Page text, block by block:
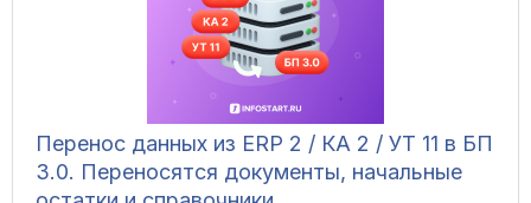
Перенос данных из ERP 2 / КА 2 / УТ 11 в БП
3.0. Переносятся документы, начальные